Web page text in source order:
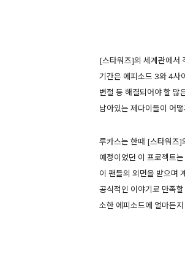
[스타워즈]의 세계관에서
기간은 에피소드 3와 4사
변절 등 해결되어야 할 많
남아있는 제다이들이 어
루카스는 한때 [스타워즈]
예정이었던 이 프로젝트
이 팬들의 외면을 받으며
공식적인 이야기로 만족
소한 에피소드에 얼마든